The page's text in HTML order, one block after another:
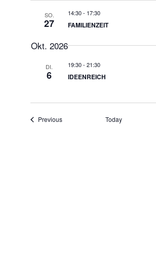
SO.
27
14:30- 17:30
FAMILIENZEIT
Okt. 2026
DI.
6
19:30- 21:30
IDEENREICH
PreviousEvents Today